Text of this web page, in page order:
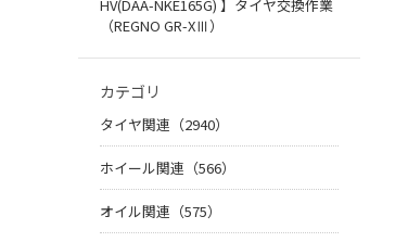
HV(DAA-NKE165G) 】タイヤ交換作業
（REGNO GR-XⅢ）
カテゴリ
タイヤ関連（2940）
ホイール関連（566）
オイル関連（575）